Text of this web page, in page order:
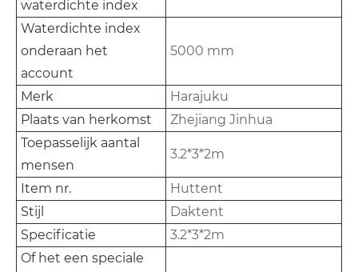
waterdichte index
Waterdichte index
onderaan het
account
5000 mm
Merk
Harajuku
Plaats van herkomst
Zhejiang Jinhua
Toepasselijk aantal
mensen
3.2*3*2m
Item nr.
Huttent
Stijl
Daktent
Specificatie
3.2*3*2m
Of het een speciale